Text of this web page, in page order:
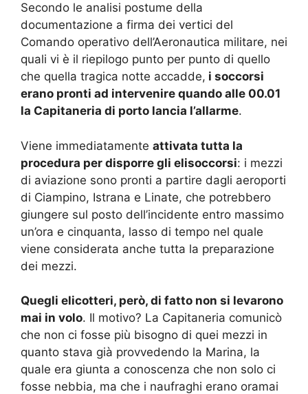
Secondo le analisi postume della
documentazione a firma dei vertici del
Comando operativo dell’Aeronautica militare, nei
quali vi è il riepilogo punto per punto di quello
che quella tragica notte accadde, i soccorsi
erano pronti ad intervenire quando alle 00.01
la Capitaneria di porto lancia l’allarme.
Viene immediatamente attivata tutta la
procedura per disporre gli elisoccorsi: i mezzi
di aviazione sono pronti a partire dagli aeroporti
di Ciampino, Istrana e Linate, che potrebbero
giungere sul posto dell’incidente entro massimo
un’ora e cinquanta, lasso di tempo nel quale
viene considerata anche tutta la preparazione
dei mezzi.
Quegli elicotteri, però, di fatto non si levarono
mai in volo. Il motivo? La Capitaneria comunicò
che non ci fosse più bisogno di quei mezzi in
quanto stava già provvedendo la Marina, la
quale era giunta a conoscenza che non solo ci
fosse nebbia, ma che i naufraghi erano oramai